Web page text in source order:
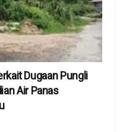
Dugaan Pungli
Air Panas